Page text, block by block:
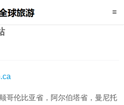
哥伦比亚省，阿尔伯塔省，曼尼托